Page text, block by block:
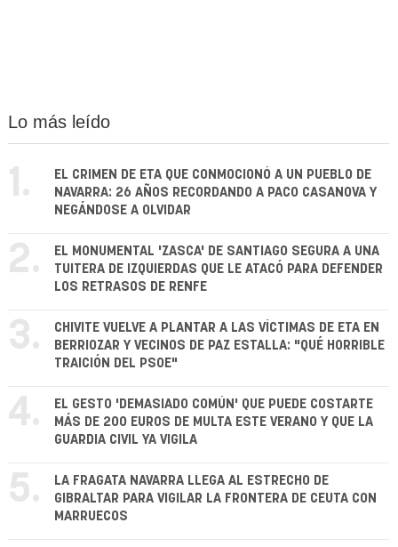
Lo más leído
1.
EL CRIMEN DE ETA QUE CONMOCIONÓ A UN PUEBLO DE
NAVARRA: 26 AÑOS RECORDANDO A PACO CASANOVA Y
NEGÁNDOSE A OLVIDAR
2.
EL MONUMENTAL 'ZASCA' DE SANTIAGO SEGURA A UNA
TUITERA DE IZQUIERDAS QUE LE ATACÓ PARA DEFENDER
LOS RETRASOS DE RENFE
3.
CHIVITE VUELVE A PLANTAR A LAS VÍCTIMAS DE ETA EN
BERRIOZAR Y VECINOS DE PAZ ESTALLA: "QUÉ HORRIBLE
TRAICIÓN DEL PSOE"
4.
EL GESTO 'DEMASIADO COMÚN' QUE PUEDE COSTARTE
MÁS DE 200 EUROS DE MULTA ESTE VERANO Y QUE LA
GUARDIA CIVIL YA VIGILA
5.
LA FRAGATA NAVARRA LLEGA AL ESTRECHO DE
GIBRALTAR PARA VIGILAR LA FRONTERA DE CEUTA CON
MARRUECOS